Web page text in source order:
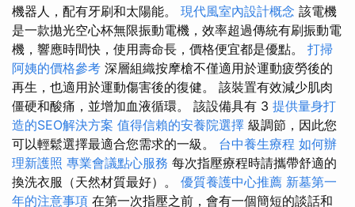
機器人，配有牙刷和太陽能。 現代風室內設計概念 該電機
是一款拋光空心杯無限振動電機，效率超過傳統有刷振動電
機，響應時間快，使用壽命長，價格便宜都是優點。 打掃
阿姨的價格參考 深層組織按摩槍不僅適用於運動疲勞後的
再生，也適用於運動傷害後的復健。 該裝置有效減少肌肉
僵硬和酸痛，並增加血液循環。 該設備具有 3 提供量身打
造的SEO解決方案 值得信賴的安養院選擇 級調節，因此您
可以輕鬆選擇最適合您需求的一級。 台中養生療程 如何辦
理新護照 專業會議點心服務 每次指壓療程時請攜帶舒適的
換洗衣服（天然材質最好）。 優質養護中心推薦 新墓第一
年的注意事項 在第一次指壓之前，會有一個簡短的談話和